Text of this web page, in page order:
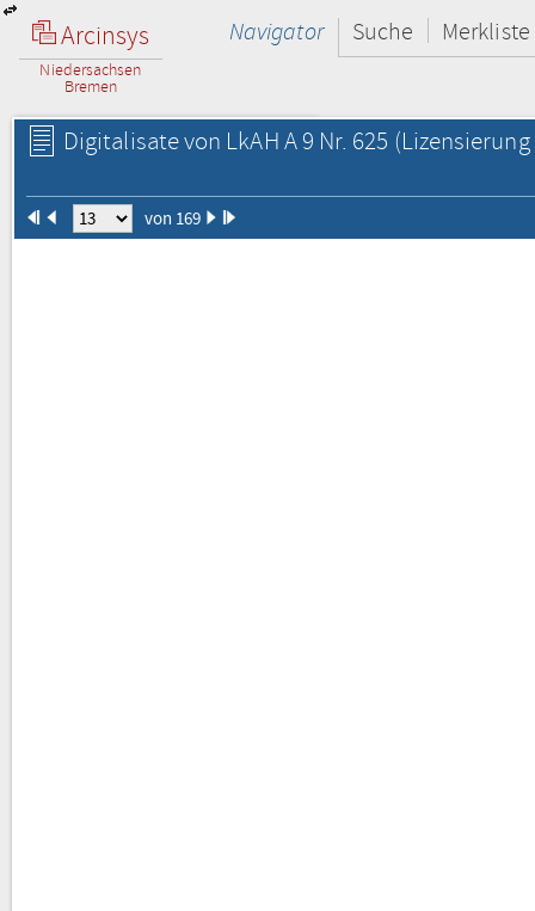
Arcinsys
Niedersachsen
Bremen
Navigator Suche Merkliste
Digitalisate von LkAH A 9 Nr. 625
von 169